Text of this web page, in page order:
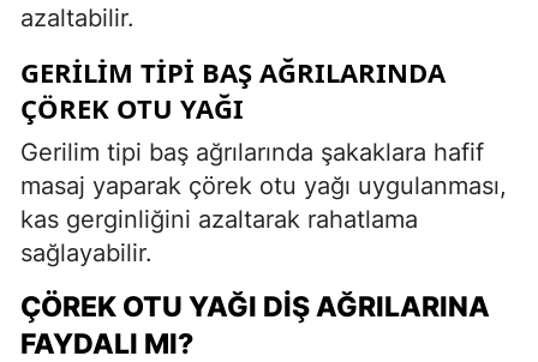
azaltabilir.
GERILIM TIPI BAŞ AĞRILARINDA
ÇÖREK OTU YAĞI
Gerilim tipi baş ağrılarında şakaklara hafif
masaj yaparak çörek otu yağı uygulanması,
kas gerginliğini azaltarak rahatlama
sağlayabilir.
ÇÖREK OTU YAĞI DIŞ AĞRILARINA
FAYDALI MI?